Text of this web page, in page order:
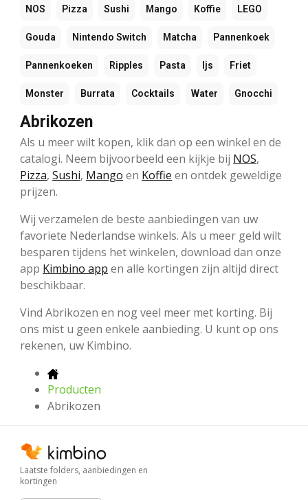
NOS Pizza Sushi Mango Koffie LEGO
Gouda Nintendo Switch Matcha Pannenkoek
Pannenkoeken Ripples Pasta Ijs Friet
Monster Burrata Cocktails Water Gnocchi
Abrikozen
Als u meer wilt kopen, klik dan op een winkel en de
catalogi. Neem bijvoorbeeld een kijkje bij NOS,
Pizza, Sushi, Mango en Koffie en ontdek geweldige
prijzen.
Wij verzamelen de beste aanbiedingen van uw
favoriete Nederlandse winkels. Als u meer geld wilt
besparen tijdens het winkelen, download dan onze
app Kimbino app en alle kortingen zijn altijd direct
beschikbaar.
Vind Abrikozen en nog veel meer met korting. Bij
ons mist u geen enkele aanbieding. U kunt op ons
rekenen, uw Kimbino.
Producten
Abrikozen
Laatste folders, aanbiedingen en
kortingen